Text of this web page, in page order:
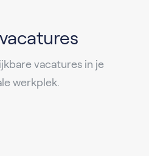
vacatures in je
werkplek.